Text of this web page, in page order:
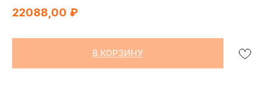
22088,00 ₽
В КОРЗИНУ